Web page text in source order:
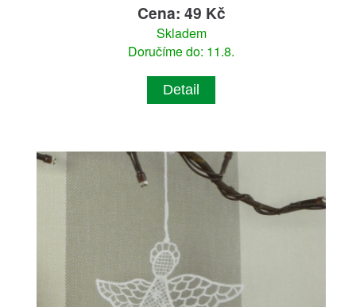
Cena: 49 Kč
Skladem
Doručíme do: 11.8.
Detail